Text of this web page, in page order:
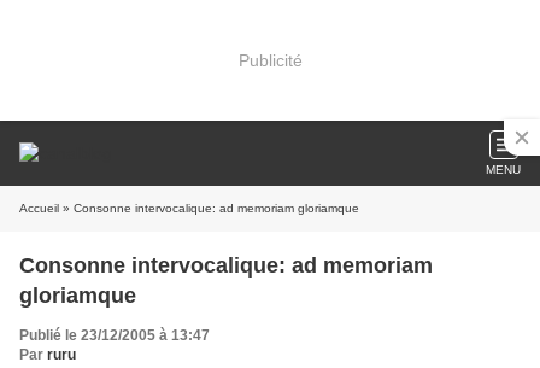
Publicité
MENU
Accueil » Consonne intervocalique: ad memoriam gloriamque
Consonne intervocalique: ad memoriam
gloriamque
Publié le 23/12/2005 à 13:47
Par ruru